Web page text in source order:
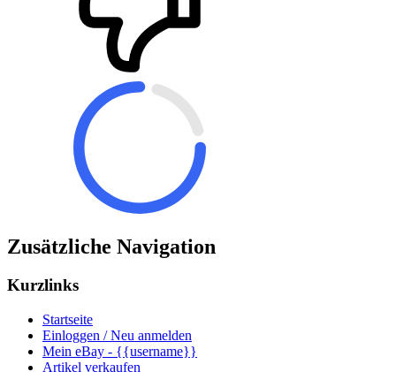
Zusätzliche Navigation
Kurzlinks
Startseite
Einloggen / Neu anmelden
Mein eBay - {{username}}
Artikel verkaufen